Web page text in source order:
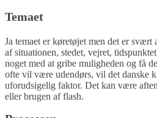
Temaet
Ja temaet er køretøjet men det er
af situationen, stedet, vejret,
noget med at gribe muligheden og få
ofte vil være udendørs, vil det danske
uforudsigelig faktor. Det kan være
eller brugen af flash.